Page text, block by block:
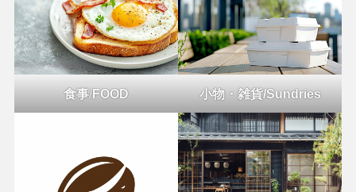
食事/FOOD 小物・雑貨/Sundries